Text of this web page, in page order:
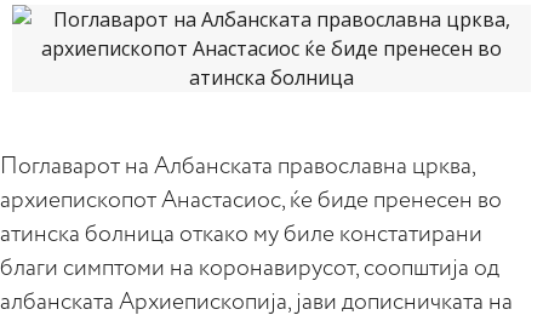
Поглаварот на Албанската православна црква,
архиепископот Анастасиос, ќе биде пренесен во
атинска болница откако му биле констатирани
благи симптоми на коронавирусот, соопштија од
албанската Архиепископија, јави дописничката на